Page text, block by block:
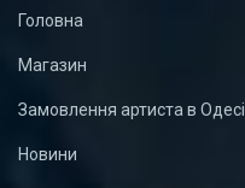
Головна
Магазин
Замовлення артиста в Одесі
Новини